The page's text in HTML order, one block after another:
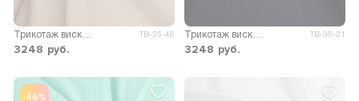
Трикотаж вискоза Пума ТВ-35-46
3248 руб.
Трикотаж вискоза Пума ТВ-35-21
3248 руб.
-46%